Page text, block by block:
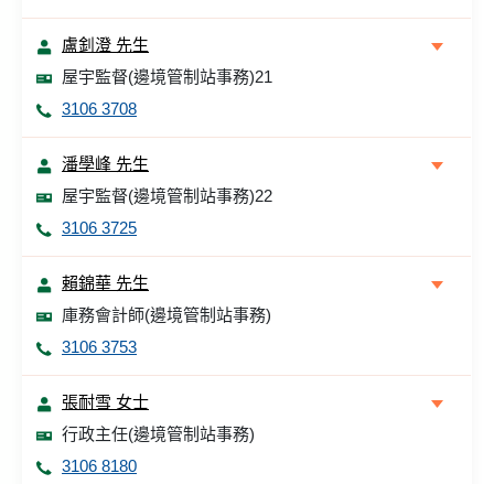
盧釗澄 先生
屋宇監督(邊境管制站事務)21
3106 3708
潘學峰 先生
屋宇監督(邊境管制站事務)22
3106 3725
賴錦華 先生
庫務會計師(邊境管制站事務)
3106 3753
張耐雪 女士
行政主任(邊境管制站事務)
3106 8180